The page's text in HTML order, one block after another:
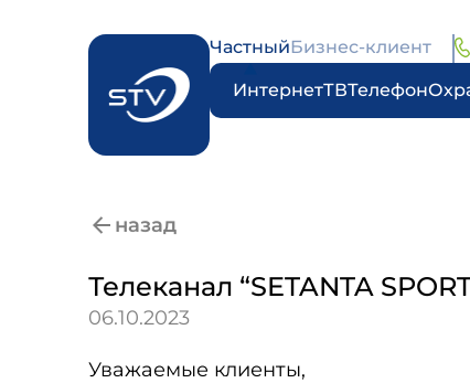
ЧастныйБизнес-клиент
ИнтернетТВТелефон
назад
Телеканал “SETANTA
06.10.2023
Уважаемые клиенты,